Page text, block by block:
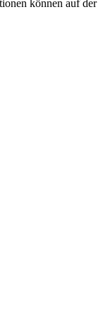
können auf der